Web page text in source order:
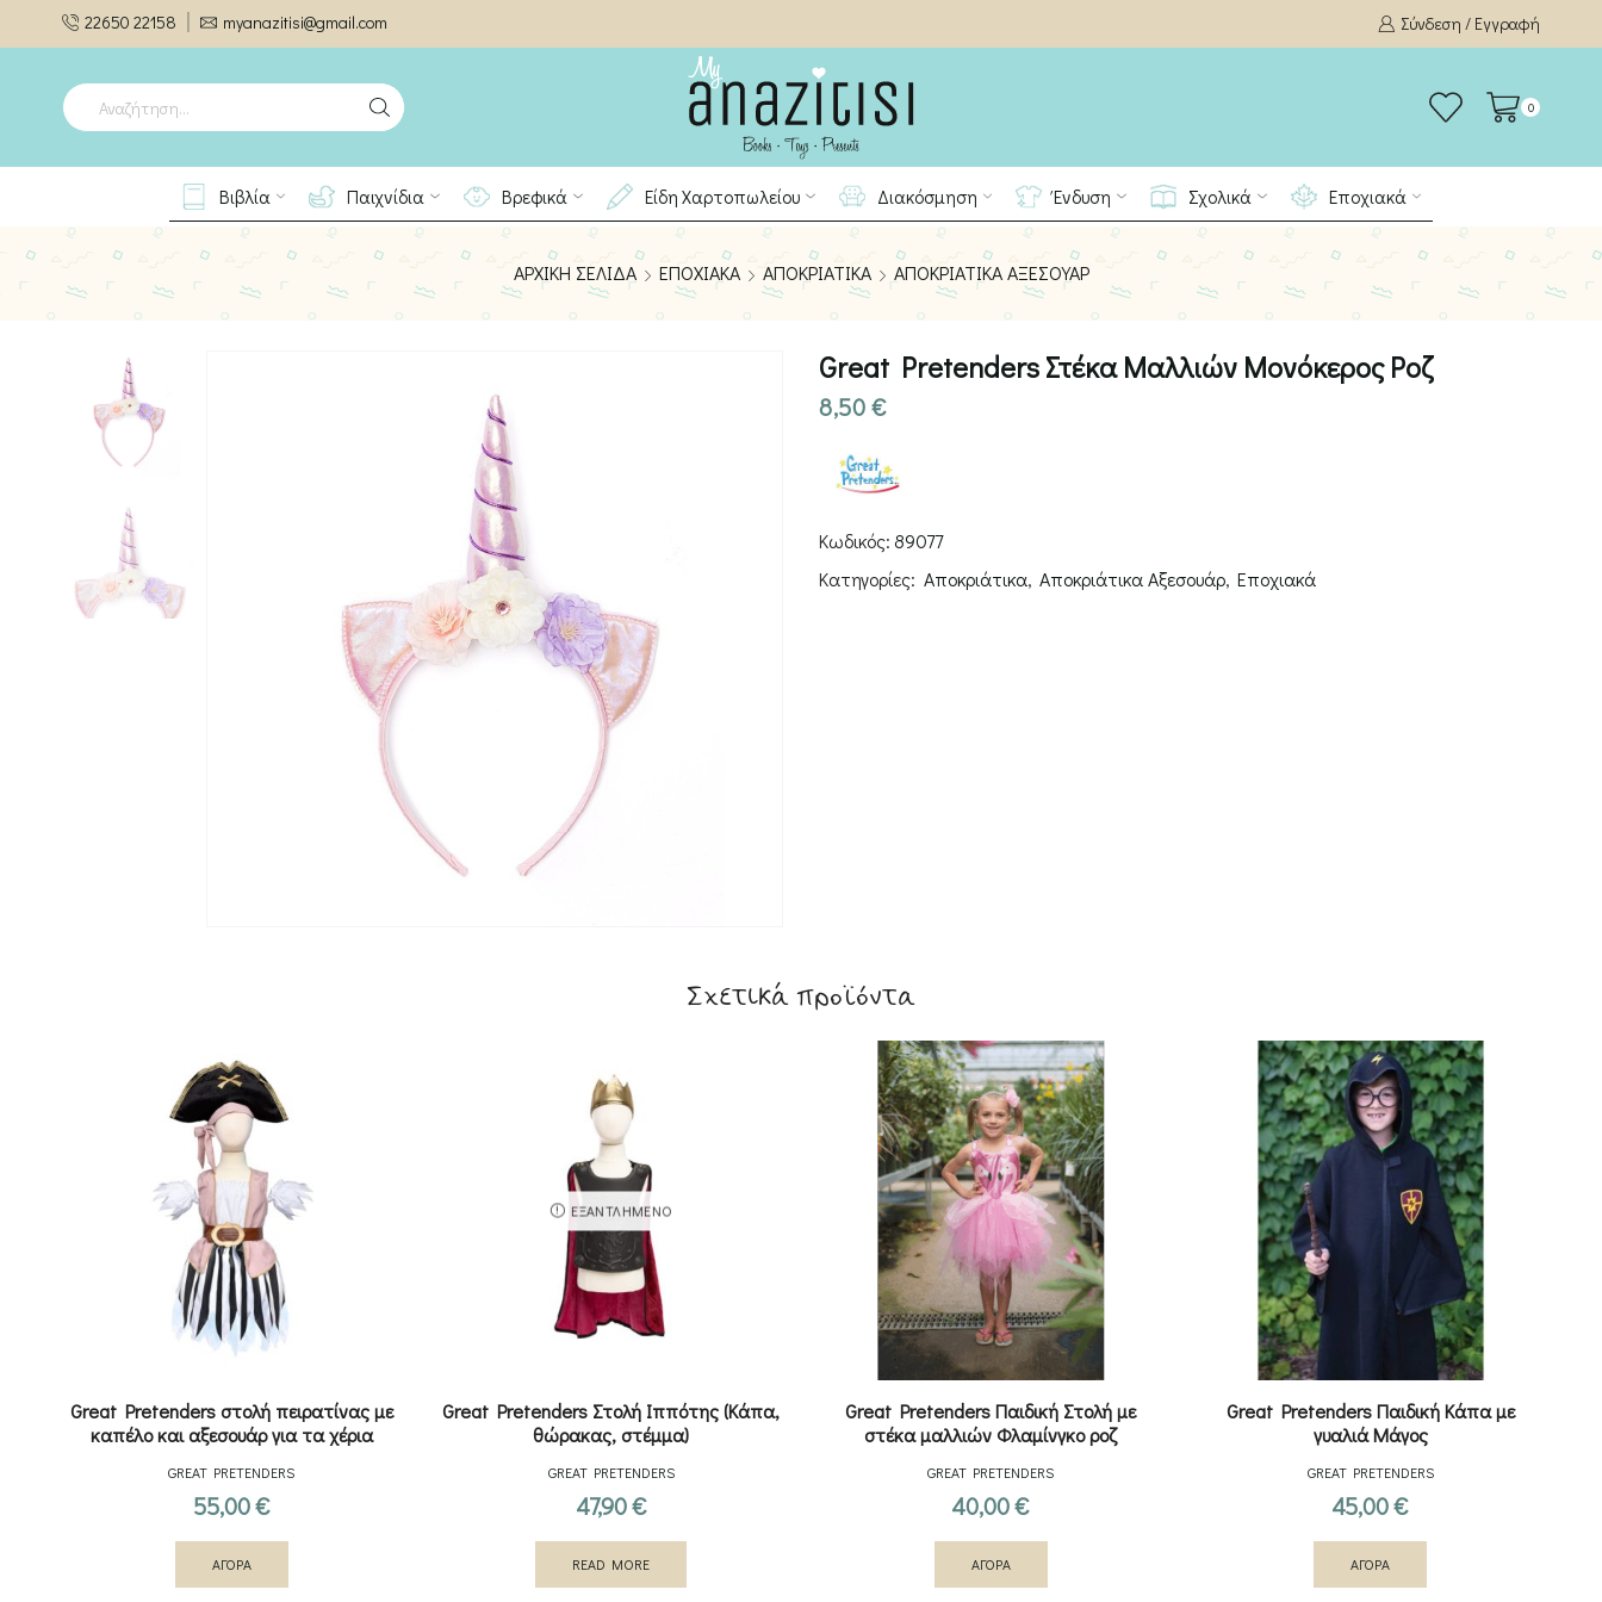
22650 22158 myanazitisi@gmail.com Σύνδεση / Εγγραφή
0
Βιβλία Παιχνίδια Βρεφικά Είδη Χαρτοπωλείου Διακόσμηση Ένδυση Σχολικά Εποχιακά
ΑΡΧΙΚΉ ΣΕΛΊΔΑ ΕΠΟΧΙΑΚΆ ΑΠΟΚΡΙΆΤΙΚΑ ΑΠΟΚΡΙΆΤΙΚΑ ΑΞΕΣΟΥΆΡ
Great Pretenders Στέκα Μαλλιών Μονόκερος Ροζ
8,50€
Κωδικός: 89077
Κατηγορίες: Αποκριάτικα, Αποκριάτικα Αξεσουάρ, Εποχιακά
Σχετικά προϊόντα
Great Pretenders στολή πειρατίνας με
καπέλο και αξεσουάρ για τα χέρια
GREAT PRETENDERS
55,00€
ΑΓΟΡΑ
ΕΞΑΝΤΛΗΜΈΝΟ
Great Pretenders Στολή Ιππότης (Κάπα,
θώρακας, στέμμα)
GREAT PRETENDERS
47,90€
READ MORE
Great Pretenders Παιδική Στολή με
στέκα μαλλιών Φλαμίνγκο ροζ
GREAT PRETENDERS
40,00€
ΑΓΟΡΑ
Great Pretenders Παιδική Κάπα με
γυαλιά Μάγος
GREAT PRETENDERS
45,00€
ΑΓΟΡΑ